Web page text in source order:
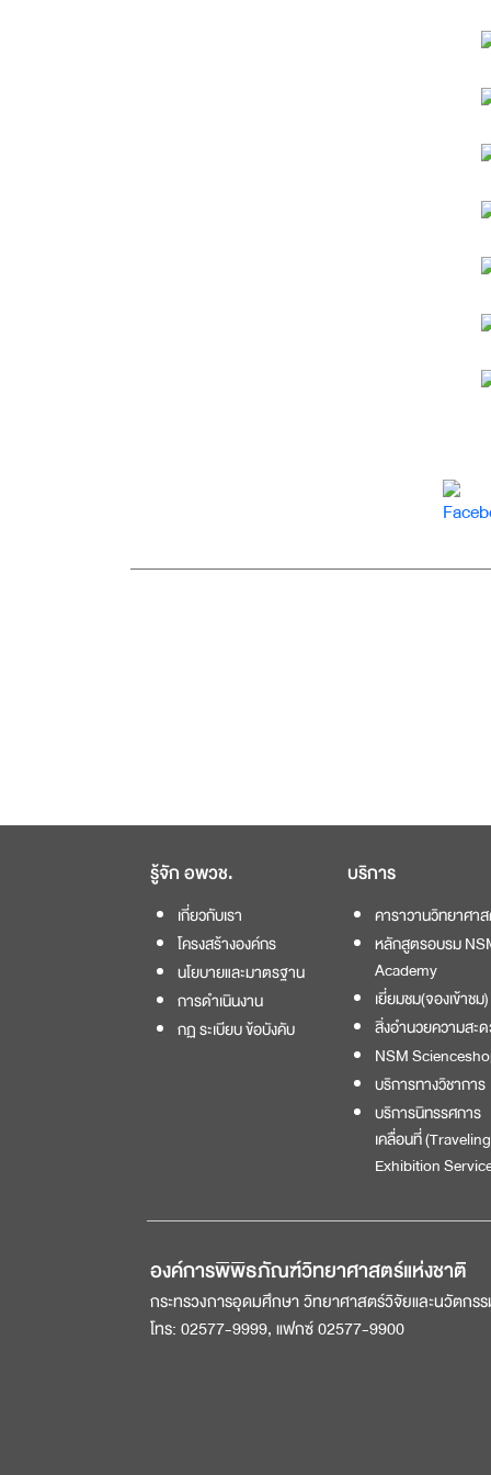
รู้จัก อพวช.
เกี่ยวกับเรา
โครงสร้างองค์กร
นโยบายและมาตรฐาน
การดำเนินงาน
กฏ ระเบียบ ข้อบังคับ
บริการ
คาราวานวิทยาศา
หลักสูตรอบรม
Academy
เยี่ยมชม(จองเข้าชม)
สิ่งอำนวยความสะ
NSM
บริการทางวิชาการ
บริการนิทรรศการ
เคลื่อนที่ (Traveling
Exhibition
องค์การพิพิธภัณฑ์วิทยาศาสตร์แห่งชาติ
กระทรวงการอุดมศึกษา วิทยาศาสตร์วิจัยและนวัตก
โทร: 02577-9999, แฟกซ์ 02577-9900